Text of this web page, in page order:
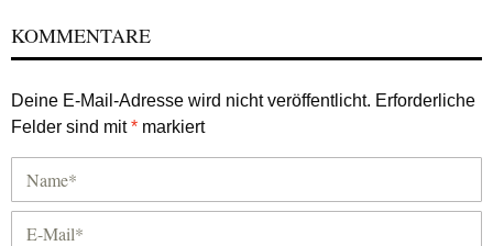
KOMMENTARE
Deine E-Mail-Adresse wird nicht veröffentlicht. Erforderliche
Felder sind mit* markiert